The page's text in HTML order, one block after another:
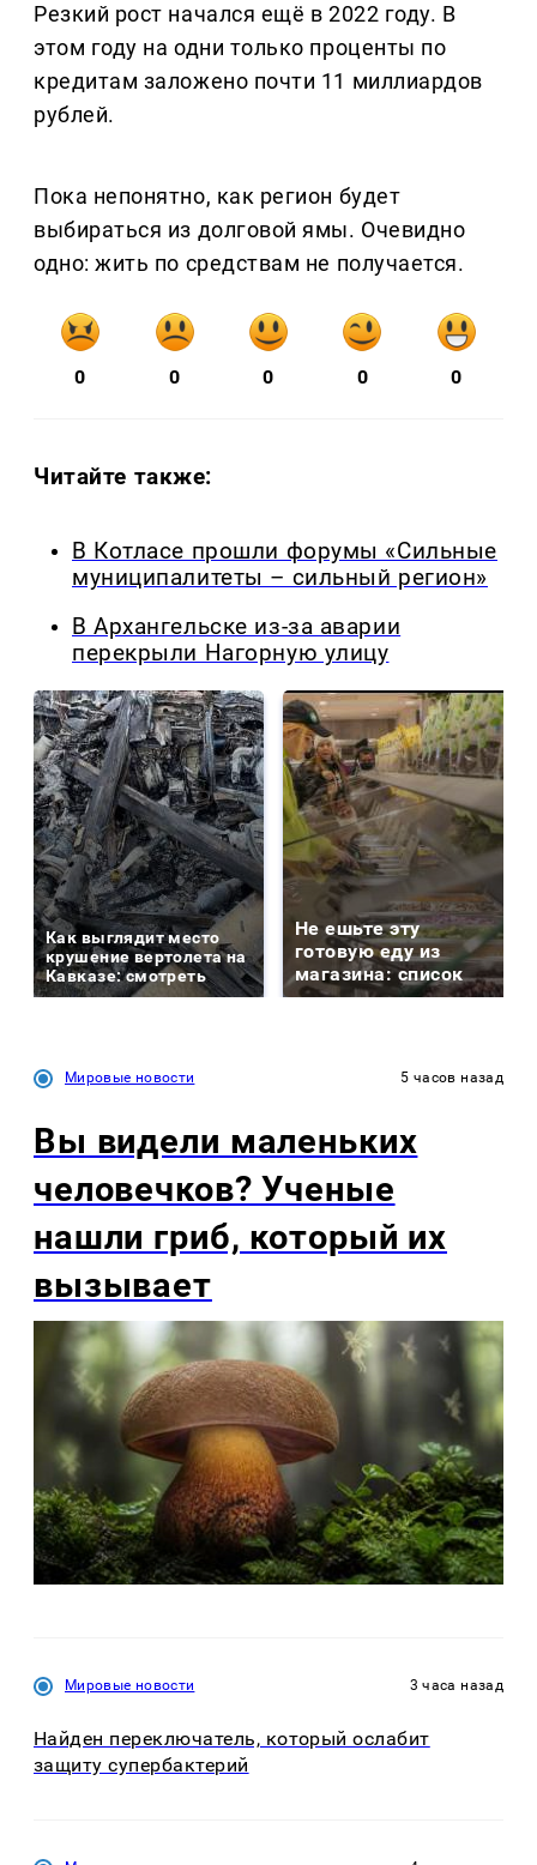
Резкий рост начался ещё в 2022 году. В
этом году на одни только проценты по
кредитам заложено почти 11 миллиардов
рублей.
Пока непонятно, как регион будет
выбираться из долговой ямы. Очевидно
одно: жить по средствам не получается.
0 0 0 0 0
Читайте также:
В Котласе прошли форумы «Сильные
муниципалитеты – сильный регион»
В Архангельске из-за аварии
перекрыли Нагорную улицу
Как выглядит место
крушение вертолета на
Кавказе: смотреть
Не ешьте эту
готовую еду из
магазина: список
Мировые новости 5 часов назад
Вы видели маленьких
человечков? Ученые
нашли гриб, который их
вызывает
Мировые новости 3 часа назад
Найден переключатель, который ослабит
защиту супербактерий